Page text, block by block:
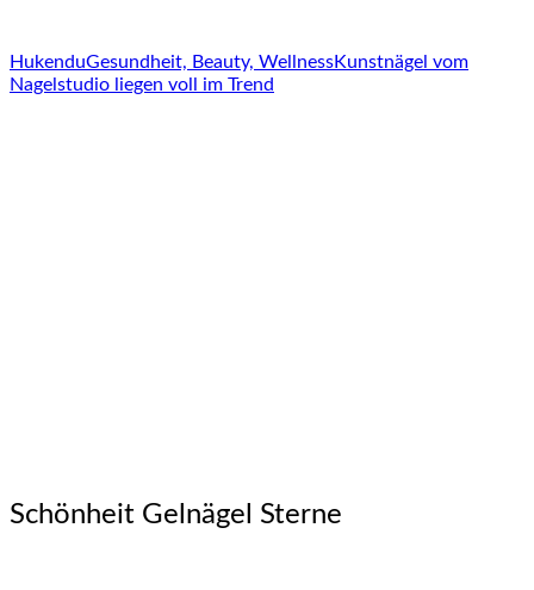
HukenduGesundheit, Beauty, WellnessKunstnägel vom
Nagelstudio liegen voll im Trend
Schönheit Gelnägel Sterne